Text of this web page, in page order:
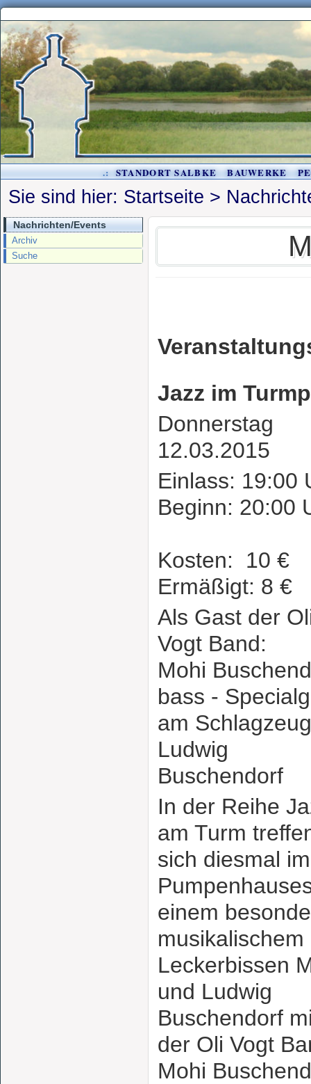
.: STANDORT SALBKE BAUWERKE
Sie sind hier: Startseite >
Nachrichten/Events
Archiv
Suche
Jazz im
Donnerstag
12.03.2015
Einlass: 19:00
Beginn: 20:00
Kosten: 10 €
Ermäßigt: 8 €
Als Gast der
Vogt Band:
Mohi
bass -
am
Ludwig
Buschendorf
In der Reihe
am Turm
sich diesmal im
einem
musikalischem
Leckerbissen
und Ludwig
Buschendorf
der Oli Vogt
Mohi